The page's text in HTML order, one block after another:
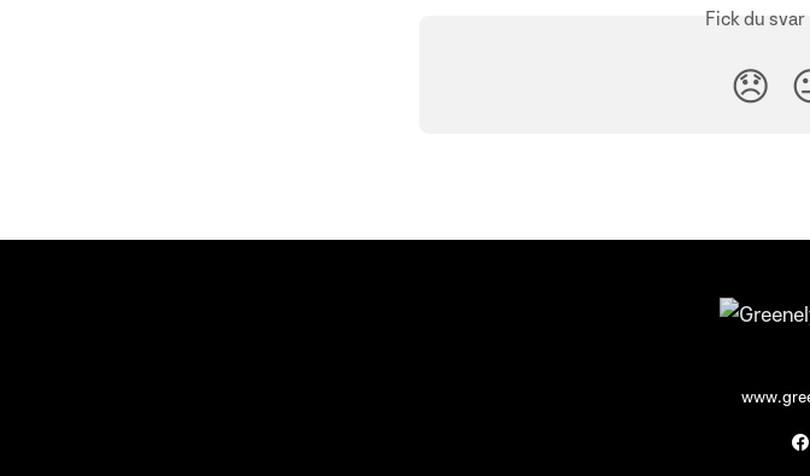
Fick du svar
😞